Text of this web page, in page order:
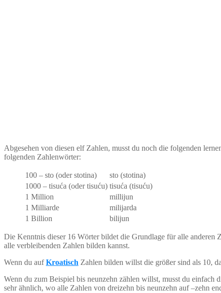
Abgesehen von diesen elf Zahlen, musst du noch die folgenden
folgenden Zahlenwörter:
100 – sto (oder stotina)
sto (stotina)
1000 – tisuća (oder tisuću) tisuća (tisuću)
1 Million
millijun
1 Milliarde
milijarda
1 Billion
bilijun
Die Kenntnis dieser 16 Wörter bildet die Grundlage für alle anderen
alle verbleibenden Zahlen bilden kannst.
Wenn du aufKroatisch Zahlen bilden willst die größer sind als 10,
Wenn du zum Beispiel bis neunzehn zählen willst, musst du einfach
sehr ähnlich, wo alle Zahlen von dreizehn bis neunzehn auf –zehn